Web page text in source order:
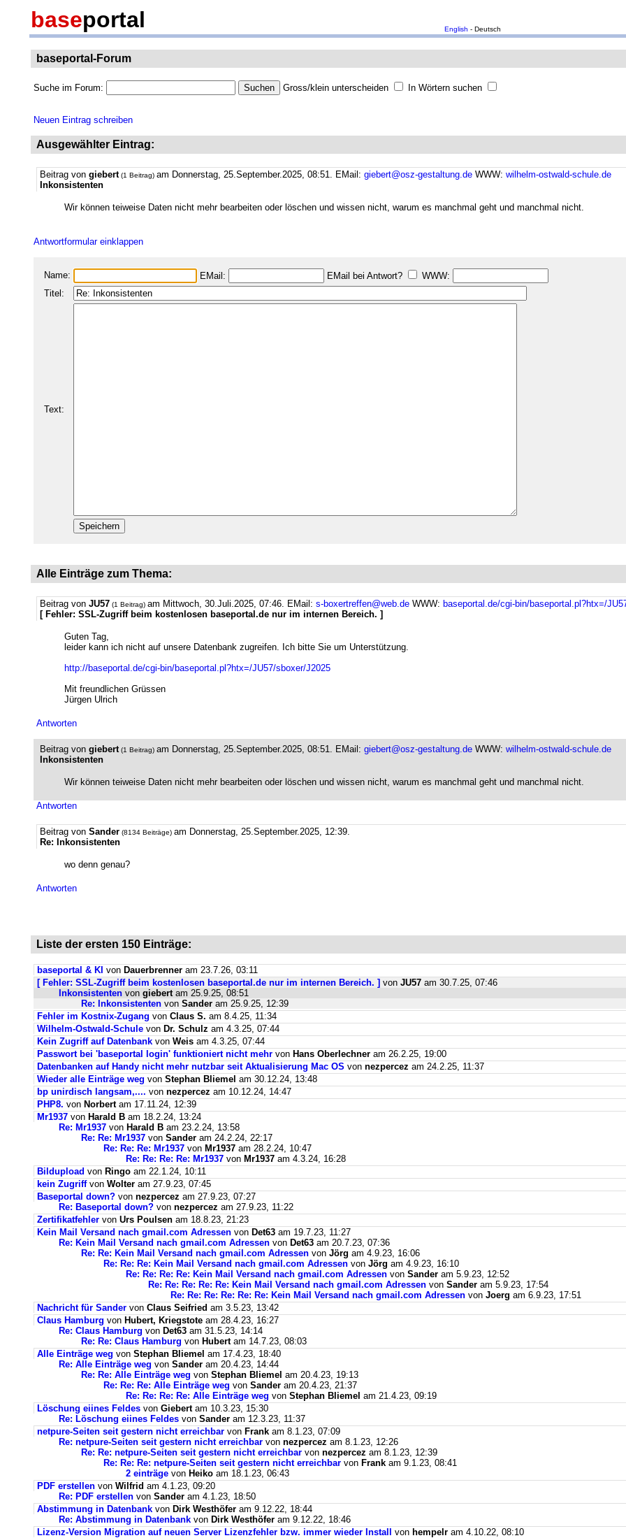
baseportal English - Deutsch
baseportal-Forum
Suche im Forum: Gross/klein unterscheiden In Wörtern suchen
Neuen Eintrag schreiben
Ausgewählter Eintrag:
Beitrag von giebert(1 Beitrag) am Donnerstag, 25.September.2025, 08:51. EMail: giebert@osz-gestaltung.de WWW: wilhelm-ostwald-schule.de
Inkonsistenten
Wir können teiweise Daten nicht mehr bearbeiten oder löschen und wissen nicht, warum es manchmal geht und manchmal nicht.
Antwortformular einklappen
Name: EMail: EMail bei Antwort?
WWW:
Titel:
Text:
Alle Einträge zum Thema:
Beitrag von JU57 (1 Beitrag) am Mittwoch, 30.Juli.2025, 07:46. EMail: s-boxertreffen@web.de WWW: baseportal.de/cgi-bin/baseportal.pl?htx=/
[ Fehler: SSL-Zugriff beim kostenlosen baseportal.de nur im internen Bereich. ]
Guten Tag,
leider kann ich nicht auf unsere Datenbank zugreifen. Ich bitte Sie um Unterstützung.
http://baseportal.de/cgi-bin/baseportal.pl?htx=/JU57/sboxer/J2025
Mit freundlichen Grüssen
Jürgen Ulrich
Antworten
Beitrag von giebert (1 Beitrag) am Donnerstag, 25.September.2025, 08:51. EMail: giebert@osz-gestaltung.de WWW: wilhelm-ostwald-schule.de
Inkonsistenten
Wir können teiweise Daten nicht mehr bearbeiten oder löschen und wissen nicht, warum es manchmal geht und manchmal nicht.
Antworten
Beitrag von Sander (8134 Beiträge) am Donnerstag, 25.September.2025, 12:39.
Re: Inkonsistenten
wo denn genau?
Antworten
Liste der ersten 150 Einträge:
baseportal & KI von Dauerbrenner am 23.7.26, 03:11
[ Fehler: SSL-Zugriff beim kostenlosen baseportal.de nur im internen Bereich. ] von JU57 am 30.7.25, 07:46
Inkonsistenten von giebertam 25.9.25, 08:51
Re: Inkonsistenten von Sander am 25.9.25, 12:39
Fehler im Kostnix-Zugang von Claus S. am 8.4.25, 11:34
Wilhelm-Ostwald-Schule von Dr. Schulz am 4.3.25, 07:44
Kein Zugriff auf Datenbank von Weis am 4.3.25, 07:44
Passwort bei 'baseportal login' funktioniert nicht mehr von Hans Oberlechner am 26.2.25, 19:00
Datenbanken auf Handy nicht mehr nutzbar seit Aktualisierung Mac OS von nezpercez am 24.2.25, 11:37
Wieder alle Einträge weg von Stephan Bliemel am 30.12.24, 13:48
bp unirdisch langsam,.... von nezpercez am 10.12.24, 14:47
PHP8. von Norbertam 17.11.24, 12:39
Mr1937 von Harald B am 18.2.24, 13:24
Re: Mr1937 von Harald B am 23.2.24, 13:58
Re: Re: Mr1937 von Sander am 24.2.24, 22:17
Re: Re: Re: Mr1937 von Mr1937 am 28.2.24, 10:47
Re: Re: Re: Re: Mr1937 von Mr1937 am 4.3.24, 16:28
Bildupload von Ringo am 22.1.24, 10:11
kein Zugriffvon Wolter am 27.9.23, 07:45
Baseportal down? von nezpercez am 27.9.23, 07:27
Re: Baseportal down? von nezpercez am 27.9.23, 11:22
Zertifikatfehler von Urs Poulsen am 18.8.23, 21:23
Kein Mail Versand nach gmail.com Adressen von Det63 am 19.7.23, 11:27
Re: Kein Mail Versand nach gmail.com Adressen von Det63 am 20.7.23, 07:36
Re: Re: Kein Mail Versand nach gmail.com Adressen von Jörg am 4.9.23, 16:06
Re: Re: Re: Kein Mail Versand nach gmail.com Adressen von Jörg am 4.9.23, 16:10
Re: Re: Re: Re: Kein Mail Versand nach gmail.com Adressen von Sander am 5.9.23, 12:52
Re: Re: Re: Re: Re: Kein Mail Versand nach gmail.com Adressen von Sander am 5.9.23, 17:54
Re: Re: Re: Re: Re: Re: Kein Mail Versand nach gmail.com Adressen von Joerg am 6.9.23, 17:51
Nachricht für Sander von Claus Seifried am 3.5.23, 13:42
Claus Hamburg von Hubert, Kriegstote am 28.4.23, 16:27
Re: Claus Hamburg von Det63 am 31.5.23, 14:14
Re: Re: Claus Hamburg von Hubertam 14.7.23, 08:03
Alle Einträge weg von Stephan Bliemel am 17.4.23, 18:40
Re: Alle Einträge weg von Sander am 20.4.23, 14:44
Re: Re: Alle Einträge weg von Stephan Bliemel am 20.4.23, 19:13
Re: Re: Re: Alle Einträge weg von Sander am 20.4.23, 21:37
Re: Re: Re: Re: Alle Einträge weg von Stephan Bliemel am 21.4.23, 09:19
Löschung eiines Feldes von Giebertam 10.3.23, 15:30
Re: Löschung eiines Feldes von Sander am 12.3.23, 11:37
netpure-Seiten seit gestern nicht erreichbar von Frank am 8.1.23, 07:09
Re: netpure-Seiten seit gestern nicht erreichbar von nezpercez am 8.1.23, 12:26
Re: Re: netpure-Seiten seit gestern nicht erreichbar von nezpercez am 8.1.23, 12:39
Re: Re: Re: netpure-Seiten seit gestern nicht erreichbar von Frank am 9.1.23, 08:41
2 einträge von Heiko am 18.1.23, 06:43
PDF erstellen von Wilfrid am 4.1.23, 09:20
Re: PDF erstellen von Sander am 4.1.23, 18:50
Abstimmung in Datenbank von Dirk Westhöfer am 9.12.22, 18:44
Re: Abstimmung in Datenbank von Dirk Westhöfer am 9.12.22, 18:46
Lizenz-Version Migration auf neuen Server Lizenzfehler bzw. immer wieder Install
von hempelr am 4.10.22, 08:10